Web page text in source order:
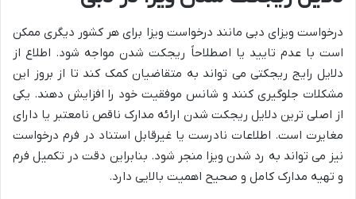
درخواست ویزای دبی مانند درخواست ویزا برای هر کشور دیگری ممکن
است با عدم تایید یا اصطلاحاً ریجکت شدن مواجه شود. اطلاع از
دلایل رایج ریجکتی می تواند به متقاضیان کمک کند تا از بروز این
مشکلات جلوگیری کنند و شانس موفقیت خود را افزایش دهند. یکی
از اصلی ترین دلایل ریجکت شدن ارائه مدارک ناقص نامعتبر یا دارای
مغایرت است. اطلاعات نادرست یا غیرقابل استناد در فرم درخواست
نیز می تواند به رد شدن ویزا منجر شود. بنابراین دقت در تکمیل فرم
و تهیه مدارک کامل و صحیح اهمیت بالایی دارد.